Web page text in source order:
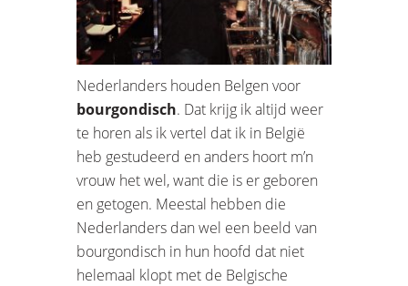
Nederlanders houden Belgen voor
bourgondisch. Dat krijg ik altijd weer
te horen als ik vertel dat ik in België
heb gestudeerd en anders hoort m’n
vrouw het wel, want die is er geboren
en getogen. Meestal hebben die
Nederlanders dan wel een beeld van
bourgondisch in hun hoofd dat niet
helemaal klopt met de Belgische